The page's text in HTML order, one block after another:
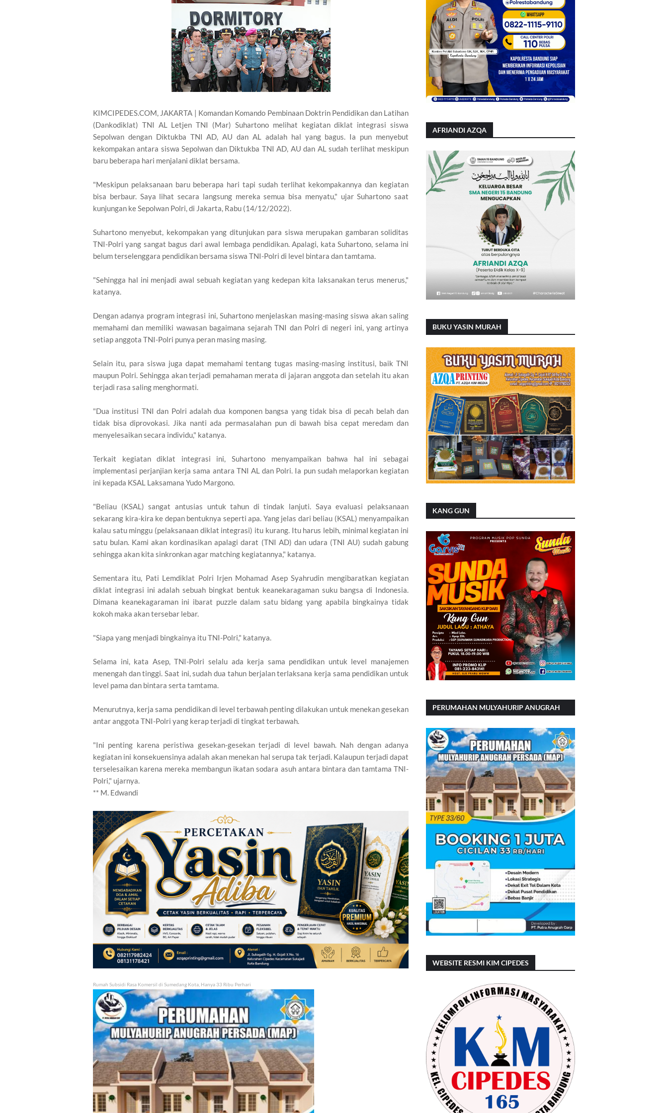
KIMCIPEDES.COM, JAKARTA | Komandan Komando Pembinaan Doktrin Pendidikan dan Latihan
(Dankodiklat) TNI AL Letjen TNI (Mar) Suhartono melihat kegiatan diklat integrasi siswa
Sepolwan dengan Diktukba TNI AD, AU dan AL adalah hal yang bagus. Ia pun menyebut
kekompakan antara siswa Sepolwan dan Diktukba TNI AD, AU dan AL sudah terlihat meskipun
baru beberapa hari menjalani diklat bersama.
"Meskipun pelaksanaan baru beberapa hari tapi sudah terlihat kekompakannya dan kegiatan
bisa berbaur. Saya lihat secara langsung mereka semua bisa menyatu," ujar Suhartono saat
kunjungan ke Sepolwan Polri, di Jakarta, Rabu (14/12/2022).
Suhartono menyebut, kekompakan yang ditunjukan para siswa merupakan gambaran soliditas
TNI-Polri yang sangat bagus dari awal lembaga pendidikan. Apalagi, kata Suhartono, selama ini
belum terselenggara pendidikan bersama siswa TNI-Polri di level bintara dan tamtama.
"Sehingga hal ini menjadi awal sebuah kegiatan yang kedepan kita laksanakan terus menerus,"
katanya.
Dengan adanya program integrasi ini, Suhartono menjelaskan masing-masing siswa akan saling
memahami dan memiliki wawasan bagaimana sejarah TNI dan Polri di negeri ini, yang artinya
setiap anggota TNI-Polri punya peran masing masing.
Selain itu, para siswa juga dapat memahami tentang tugas masing-masing institusi, baik TNI
maupun Polri. Sehingga akan terjadi pemahaman merata di jajaran anggota dan setelah itu akan
terjadi rasa saling menghormati.
"Dua institusi TNI dan Polri adalah dua komponen bangsa yang tidak bisa di pecah belah dan
tidak bisa diprovokasi. Jika nanti ada permasalahan pun di bawah bisa cepat meredam dan
menyelesaikan secara individu," katanya.
Terkait kegiatan diklat integrasi ini, Suhartono menyampaikan bahwa hal ini sebagai
implementasi perjanjian kerja sama antara TNI AL dan Polri. Ia pun sudah melaporkan kegiatan
ini kepada KSAL Laksamana Yudo Margono.
"Beliau (KSAL) sangat antusias untuk tahun di tindak lanjuti. Saya evaluasi pelaksanaan
sekarang kira-kira ke depan bentuknya seperti apa. Yang jelas dari beliau (KSAL) menyampaikan
kalau satu minggu (pelaksanaan diklat integrasi) itu kurang. Itu harus lebih, minimal kegiatan ini
satu bulan. Kami akan kordinasikan apalagi darat (TNI AD) dan udara (TNI AU) sudah gabung
sehingga akan kita sinkronkan agar matching kegiatannya," katanya.
Sementara itu, Pati Lemdiklat Polri Irjen Mohamad Asep Syahrudin mengibaratkan kegiatan
diklat integrasi ini adalah sebuah bingkat bentuk keanekaragaman suku bangsa di Indonesia.
Dimana keanekagaraman ini ibarat puzzle dalam satu bidang yang apabila bingkainya tidak
kokoh maka akan tersebar lebar.
"Siapa yang menjadi bingkainya itu TNI-Polri," katanya.
Selama ini, kata Asep, TNI-Polri selalu ada kerja sama pendidikan untuk level manajemen
menengah dan tinggi. Saat ini, sudah dua tahun berjalan terlaksana kerja sama pendidikan untuk
level pama dan bintara serta tamtama.
Menurutnya, kerja sama pendidikan di level terbawah penting dilakukan untuk menekan gesekan
antar anggota TNI-Polri yang kerap terjadi di tingkat terbawah.
"Ini penting karena peristiwa gesekan-gesekan terjadi di level bawah. Nah dengan adanya
kegiatan ini konsekuensinya adalah akan menekan hal serupa tak terjadi. Kalaupun terjadi dapat
terselesaikan karena mereka membangun ikatan sodara asuh antara bintara dan tamtama TNI-
Polri," ujarnya.
** M. Edwandi
Rumah Subsidi Rasa Komersil di Sumedang Kota, Hanya 33 Ribu Perhari
AFRIANDI AZQA
BUKU YASIN MURAH
KANG GUN
PERUMAHAN MULYAHURIP ANUGRAH
WEBSITE RESMI KIM CIPEDES